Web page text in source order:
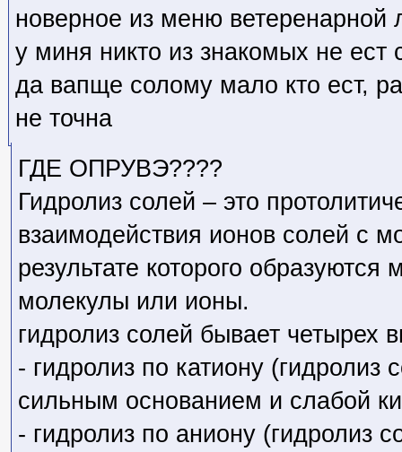
новерное из меню ветеренарной
у миня никто из знакомых не ест
да вапще солому мало кто ест,
не точна
ГДЕ ОПРУВЭ????
Гидролиз солей – это
взаимодействия ионов солей с
результате которого
молекулы или ионы.
гидролиз солей бывает четырех
- гидролиз по катиону (гидролиз
сильным основанием и слабой
- гидролиз по аниону (гидролиз